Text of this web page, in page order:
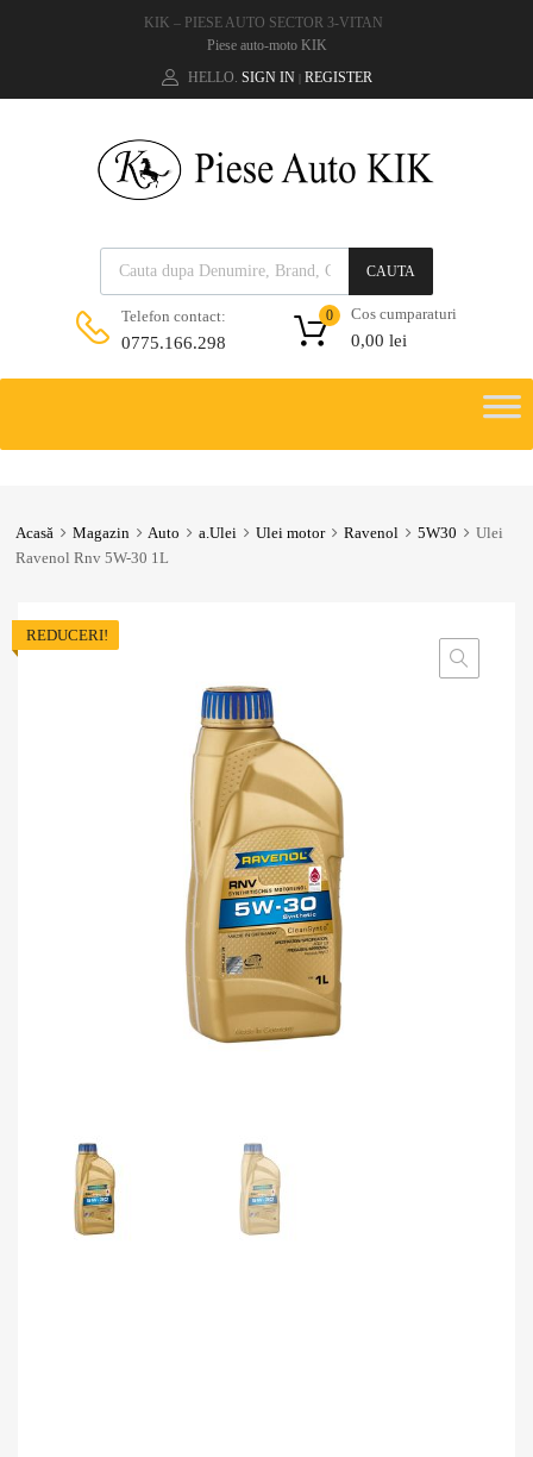
KIK – PIESE AUTO SECTOR 3-VITAN
Piese auto-moto KIK
HELLO. SIGN IN | REGISTER
CAUTA
Telefon contact:
0775.166.298
Cos cumparaturi
0,00 lei
0
Acasă Magazin Auto a.Ulei Ulei motor Ravenol 5W30
Ulei
Ravenol Rnv 5W-30 1L
REDUCERI!